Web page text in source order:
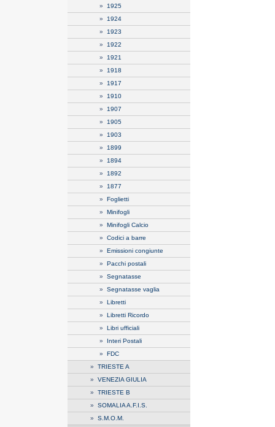
» 1925
» 1924
» 1923
» 1922
» 1921
» 1918
» 1917
» 1910
» 1907
» 1905
» 1903
» 1899
» 1894
» 1892
» 1877
» Foglietti
» Minifogli
» Minifogli Calcio
» Codici a barre
» Emissioni congiunte
» Pacchi postali
» Segnatasse
» Segnatasse vaglia
» Libretti
» Libretti Ricordo
» Libri ufficiali
» Interi Postali
» FDC
» TRIESTE A
» VENEZIA GIULIA
» TRIESTE B
» SOMALIA A.F.I.S.
» S.M.O.M.